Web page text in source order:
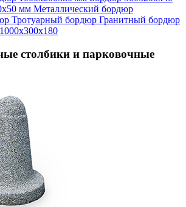
мм Металлический бордюр
Тротуарный бордюр Гранитный бордюр
столбики и парковочные